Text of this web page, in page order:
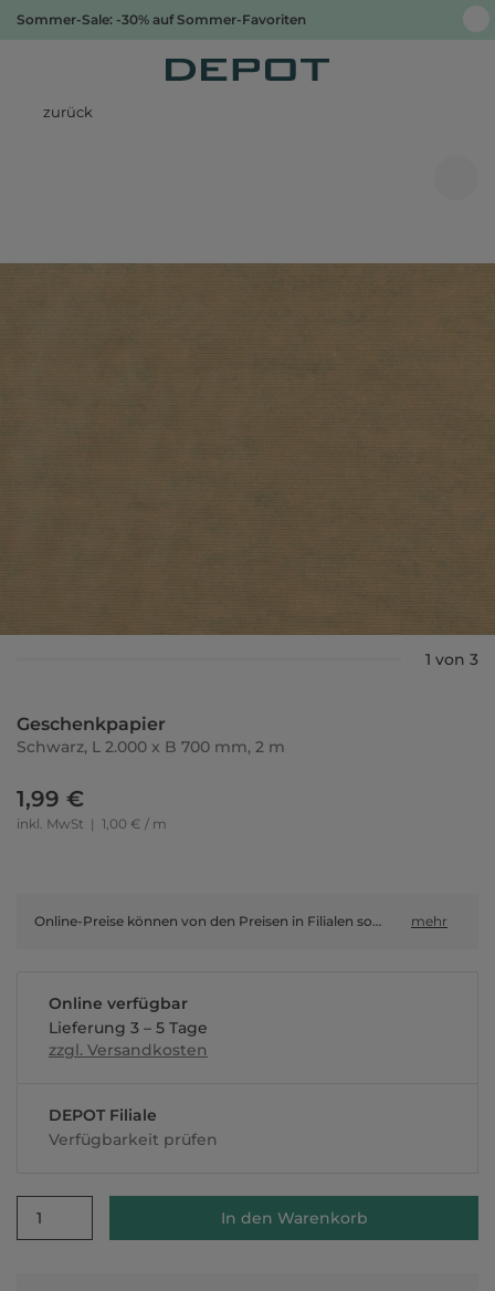
Sommer-Sale: -30% auf Sommer-Favoriten
zurück
1 von 3
Geschenkpapier
Schwarz, L 2.000 x B 700 mm, 2 m
1,99 €
inkl. MwSt | 1,00 € / m
Online-Preise können von den Preisen in Filialen sowie Shop-in-Shop-Flächen abweichen. mehr
Online verfügbar
Lieferung 3 – 5 Tage
zzgl. Versandkosten
DEPOT Filiale
Verfügbarkeit prüfen
1 In den Warenkorb